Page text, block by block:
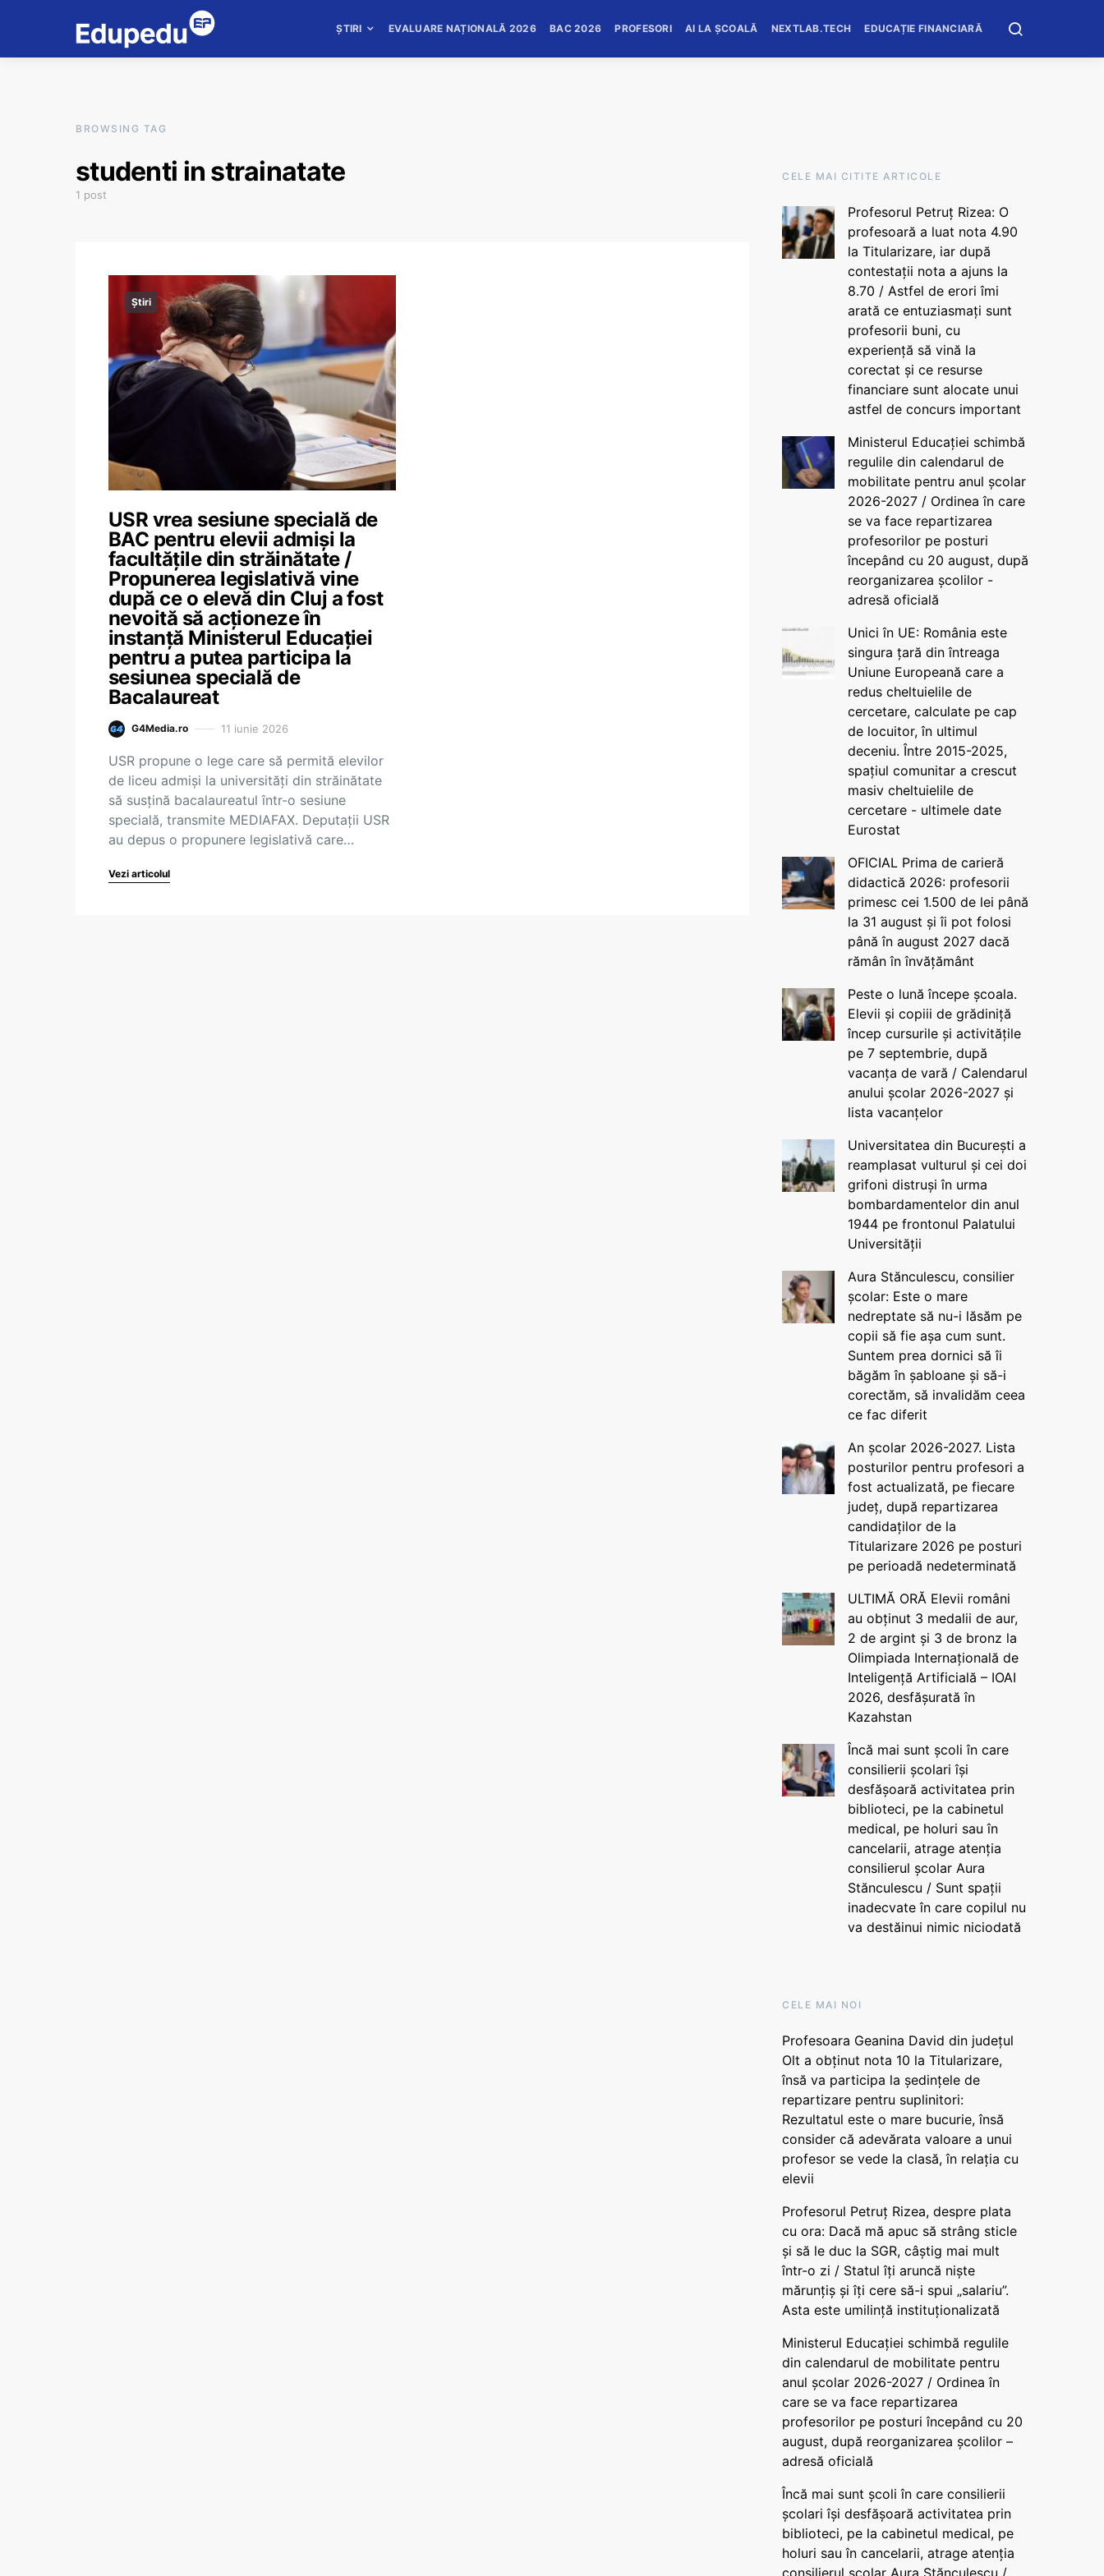
ȘTIRI EVALUARE NAȚIONALĂ 2026 BAC 2026 PROFESORI AI LA ȘCOALĂ NEXTLAB.TECH EDUCAȚIE FINANCIARĂ
BROWSING TAG
studenti in strainatate
1 post
Știri
USR vrea sesiune specială de
BAC pentru elevii admiși la
facultățile din străinătate /
Propunerea legislativă vine
după ce o elevă din Cluj a fost
nevoită să acționeze în
instanță Ministerul Educației
pentru a putea participa la
sesiunea specială de
Bacalaureat
G4Media.ro 11 iunie 2026
USR propune o lege care să permită elevilor
de liceu admiși la universități din străinătate
să susțină bacalaureatul într-o sesiune
specială, transmite MEDIAFAX. Deputații USR
au depus o propunere legislativă care…
Vezi articolul
CELE MAI CITITE ARTICOLE
Profesorul Petruț Rizea: O
profesoară a luat nota 4.90
la Titularizare, iar după
contestații nota a ajuns la
8.70 / Astfel de erori îmi
arată ce entuziasmați sunt
profesorii buni, cu
experiență să vină la
corectat și ce resurse
financiare sunt alocate unui
astfel de concurs important
Ministerul Educației schimbă
regulile din calendarul de
mobilitate pentru anul școlar
2026-2027 / Ordinea în care
se va face repartizarea
profesorilor pe posturi
începând cu 20 august, după
reorganizarea școlilor -
adresă oficială
Unici în UE: România este
singura țară din întreaga
Uniune Europeană care a
redus cheltuielile de
cercetare, calculate pe cap
de locuitor, în ultimul
deceniu. Între 2015-2025,
spațiul comunitar a crescut
masiv cheltuielile de
cercetare - ultimele date
Eurostat
OFICIAL Prima de carieră
didactică 2026: profesorii
primesc cei 1.500 de lei până
la 31 august și îi pot folosi
până în august 2027 dacă
rămân în învățământ
Peste o lună începe școala.
Elevii și copiii de grădiniță
încep cursurile și activitățile
pe 7 septembrie, după
vacanța de vară / Calendarul
anului școlar 2026-2027 și
lista vacanțelor
Universitatea din București a
reamplasat vulturul și cei doi
grifoni distruși în urma
bombardamentelor din anul
1944 pe frontonul Palatului
Universității
Aura Stănculescu, consilier
școlar: Este o mare
nedreptate să nu-i lăsăm pe
copii să fie așa cum sunt.
Suntem prea dornici să îi
băgăm în șabloane și să-i
corectăm, să invalidăm ceea
ce fac diferit
An școlar 2026-2027. Lista
posturilor pentru profesori a
fost actualizată, pe fiecare
județ, după repartizarea
candidaților de la
Titularizare 2026 pe posturi
pe perioadă nedeterminată
ULTIMĂ ORĂ Elevii români
au obținut 3 medalii de aur,
2 de argint și 3 de bronz la
Olimpiada Internațională de
Inteligență Artificială – IOAI
2026, desfășurată în
Kazahstan
Încă mai sunt școli în care
consilierii școlari își
desfășoară activitatea prin
biblioteci, pe la cabinetul
medical, pe holuri sau în
cancelarii, atrage atenția
consilierul școlar Aura
Stănculescu / Sunt spații
inadecvate în care copilul nu
va destăinui nimic niciodată
CELE MAI NOI
Profesoara Geanina David din județul
Olt a obținut nota 10 la Titularizare,
însă va participa la ședințele de
repartizare pentru suplinitori:
Rezultatul este o mare bucurie, însă
consider că adevărata valoare a unui
profesor se vede la clasă, în relația cu
elevii
Profesorul Petruț Rizea, despre plata
cu ora: Dacă mă apuc să strâng sticle
și să le duc la SGR, câștig mai mult
într-o zi / Statul îți aruncă niște
mărunțiș și îți cere să-i spui „salariu”.
Asta este umilință instituționalizată
Ministerul Educației schimbă regulile
din calendarul de mobilitate pentru
anul școlar 2026-2027 / Ordinea în
care se va face repartizarea
profesorilor pe posturi începând cu 20
august, după reorganizarea școlilor –
adresă oficială
Încă mai sunt școli în care consilierii
școlari își desfășoară activitatea prin
biblioteci, pe la cabinetul medical, pe
holuri sau în cancelarii, atrage atenția
consilierul școlar Aura Stănculescu /